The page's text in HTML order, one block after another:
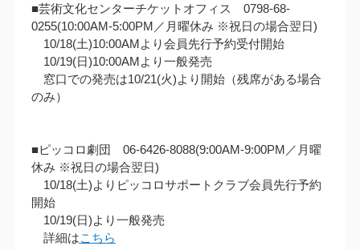
■芸術文化センターチケットオフィス 0798-68-
0255(10:00AM‐5:00PM／月曜休み ※祝日の場合翌日)
10/18(土)10:00AMより会員先行予約受付開始
10/19(日)10:00AMより一般発売
窓口での発売は10/21(火)より開始（残席がある場合
のみ）
■ピッコロ劇団 06-6426-8088(9:00AM‐9:00PM／月曜
休み ※祝日の場合翌日)
10/18(土)よりピッコロサポートクラブ会員先行予約
開始
10/19(日)より一般発売
詳細はこちら